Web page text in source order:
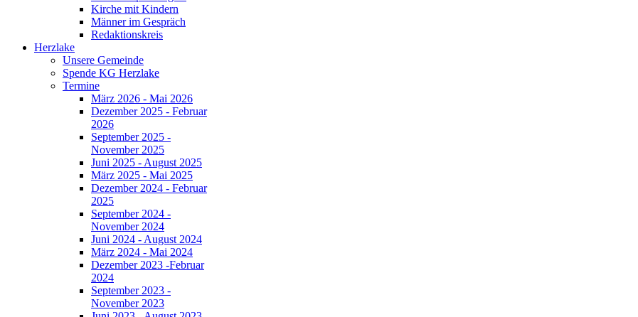
Kirche mit Kindern
Männer im Gespräch
Redaktionskreis
Herzlake
Unsere Gemeinde
Spende KG Herzlake
Termine
März 2026 - Mai 2026
Dezember 2025 - Februar
2026
September 2025 -
November 2025
Juni 2025 - August 2025
März 2025 - Mai 2025
Dezember 2024 - Februar
2025
September 2024 -
November 2024
Juni 2024 - August 2024
März 2024 - Mai 2024
Dezember 2023 -Februar
2024
September 2023 -
November 2023